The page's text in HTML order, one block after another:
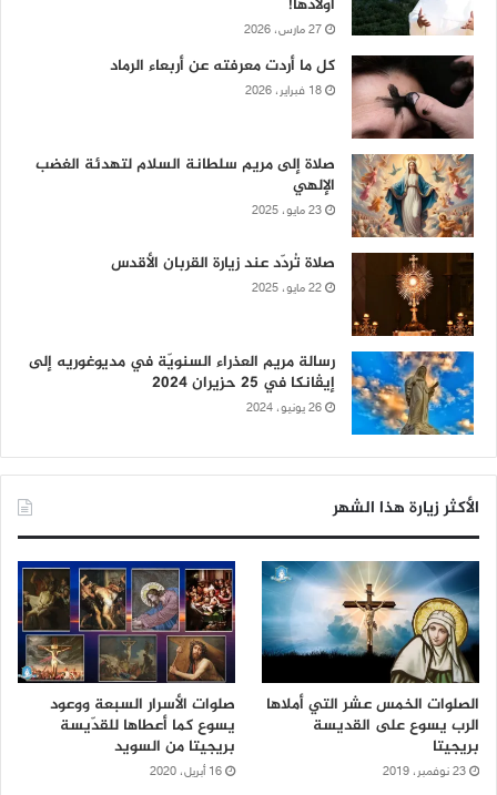
27 مارس، 2026
كل ما أردت معرفته عن أربعاء الرماد
18 فبراير، 2026
صلاة إلى مريم سلطانة السلام لتهدئة الغضب
الإلهي
23 مايو، 2025
صلاة تُردّد عند زيارة القربان الأقدس
22 مايو، 2025
رسالة مريم العذراء السنويّة في مديوغوريه إلى
إيڤانكا في 25 حزيران 2024
26 يونيو، 2024
الأكثر زيارة هذا الشهر
الصلوات الخمس عشر التي أملاها
الرب يسوع على القديسة
بريجيتا
23 نوفمبر، 2019
صلوات الأسرار السبعة ووعود
يسوع كما أعطاها للقدّيسة
بريجيتا من السويد
16 أبريل، 2020